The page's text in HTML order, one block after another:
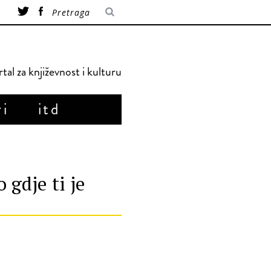
za književnost i kulturu
itd
gdje ti je